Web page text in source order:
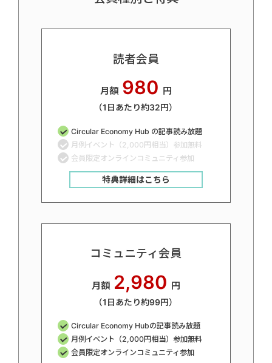
読者会員
月額 980 円
（1日あたり約32円）
Circular Economy Hub の記事読み放題
月例イベント（2,000円相当）参加無料
会員限定オンラインコミュニティ参加
特典詳細はこちら
コミュニティ会員
月額 2,980 円
（1日あたり約99円）
Circular Economy Hubの記事読み放題
月例イベント（2,000円相当）参加無料
会員限定オンラインコミュニティ参加